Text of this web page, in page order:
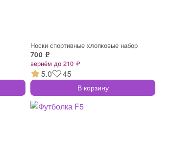
Носки спортивные хлопковые набор
700 ₽
вернём до 210 ₽
5.0 45
В корзину